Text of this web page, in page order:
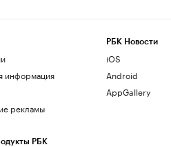
информация
рекламы
РБК
РБК Новости
iOS
Android
AppGallery